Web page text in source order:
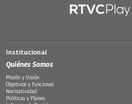
Institucional
Quiénes Somos
Misión y Visión
Objetivos y funciones
Normatividad
Políticas y Planes